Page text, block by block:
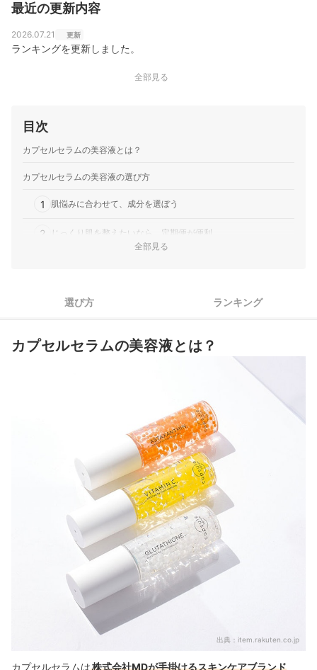
最近の更新内容
2026.07.21 更新
ランキングを更新しました。
全部見る
目次
カプセルセラムの美容液とは？
カプセルセラムの美容液の選び方
1 肌悩みに合わせて、成分を選ぼう
2 じっくり肌を整えたいなら、定期便が便利
カプセルセラムの美容液の売れ筋ランキングもチェック！
全部見る
選び方 ランキング
カプセルセラムの美容液とは？
出典： item.rakuten.co.jp
カプセルセラムは株式会社MDが手掛けるスキンケアブランド